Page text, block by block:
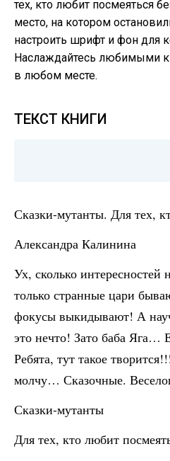
тех, кто любит посмеяться
место, на котором
настроить шрифт и фон для
Наслаждайтесь любимыми
в любом месте.
ТЕКСТ КНИГИ
Сказки-мутанты. Для тех,
Александра Калинина
Ух, сколько интересностей
только странные цари
фокусы выкидывают! А
это нечто! Зато баба Яга…
Ребята, тут такое
молчу… Сказочные.
Сказки-мутанты
Для тех, кто любит